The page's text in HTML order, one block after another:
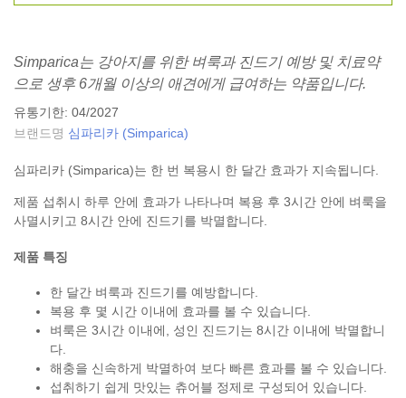
Simparica는 강아지를 위한 벼룩과 진드기 예방 및 치료약
으로 생후 6개월 이상의 애견에게 급여하는 약품입니다.
유통기한: 04/2027
브랜드명 심파리카 (Simparica)
심파리카 (Simparica)는 한 번 복용시 한 달간 효과가 지속됩니다.
제품 섭취시 하루 안에 효과가 나타나며 복용 후 3시간 안에 벼룩을
사멸시키고 8시간 안에 진드기를 박멸합니다.
제품 특징
한 달간 벼룩과 진드기를 예방합니다.
복용 후 몇 시간 이내에 효과를 볼 수 있습니다.
벼룩은 3시간 이내에, 성인 진드기는 8시간 이내에 박멸합니
다.
해충을 신속하게 박멸하여 보다 빠른 효과를 볼 수 있습니다.
섭취하기 쉽게 맛있는 츄어블 정제로 구성되어 있습니다.